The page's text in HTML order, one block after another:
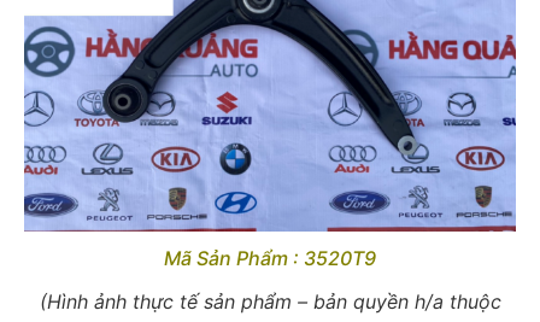
Mã Sản Phẩm : 3520T9
(Hình ảnh thực tế sản phẩm – bản quyền h/a thuộc